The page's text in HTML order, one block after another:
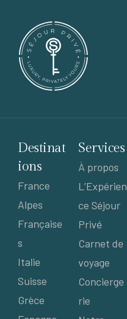
Destinat
ions
France
Alpes
Française
s
Italie
Suisse
Grèce
Services
À propos
L’Expérien
ce Séjour
Privé
Carnet de
voyage
Concierge
rie